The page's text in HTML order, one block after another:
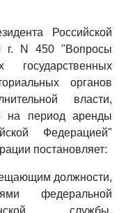
Российской
г. N 450 "Вопросы
органов
власти,
на период аренды
Федерацией"
постановляет:
должности,
федеральной
службы,